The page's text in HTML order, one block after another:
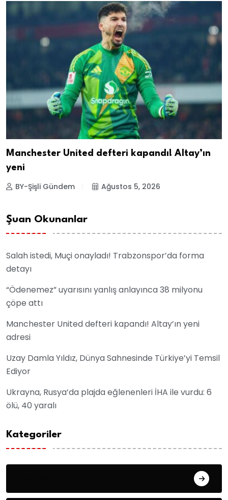
Manchester United defteri kapandı! Altay’ın
yeni
BY-Şişli Gündem Ağustos 5, 2026
Şuan Okunanlar
Salah istedi, Muçi onayladı! Trabzonspor’da forma
detayı
“Ödenemez” uyarısını yanlış anlayınca 38 milyonu
çöpe attı
Manchester United defteri kapandı! Altay’ın yeni
adresi
Uzay Damla Yıldız, Dünya Sahnesinde Türkiye’yi Temsil
Ediyor
Ukrayna, Rusya’da plajda eğlenenleri İHA ile vurdu: 6
ölü, 40 yaralı
Kategoriler